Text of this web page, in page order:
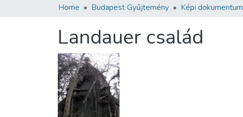
Home Budapest Gyűjtemény Képi
Landauer család